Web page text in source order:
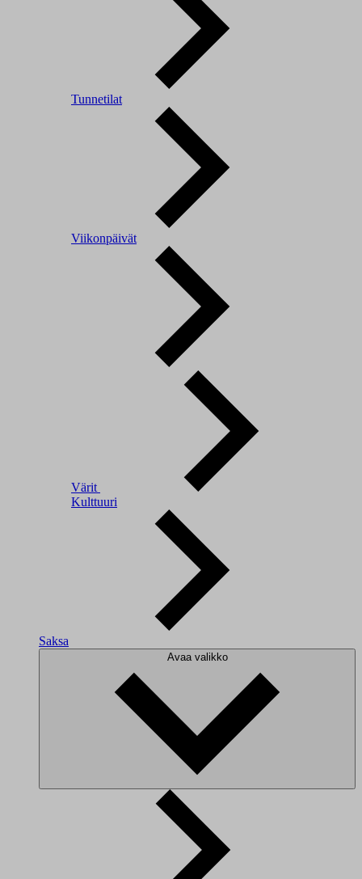
Tunnetilat
Viikonpäivät
Värit
Kulttuuri
Saksa
Avaa valikko